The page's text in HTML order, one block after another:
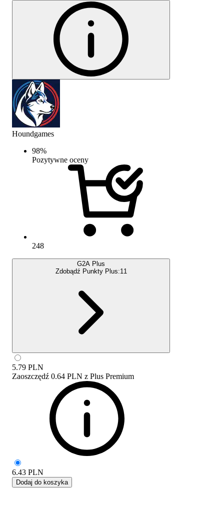
Houndgames
98%
Pozytywne oceny
248
G2A Plus
Zdobądź Punkty Plus:11
5.79 PLN
Zaoszczędź 0.64 PLN z Plus Premium
6.43 PLN
Dodaj do koszyka